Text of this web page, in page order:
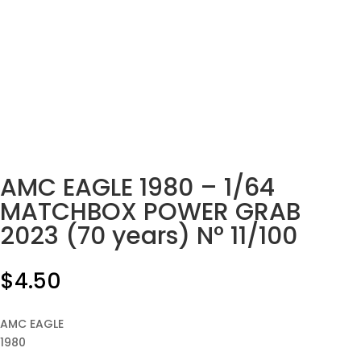
AMC EAGLE 1980 – 1/64
MATCHBOX POWER GRAB
2023 (70 years) N° 11/100
$4.50
AMC EAGLE
1980